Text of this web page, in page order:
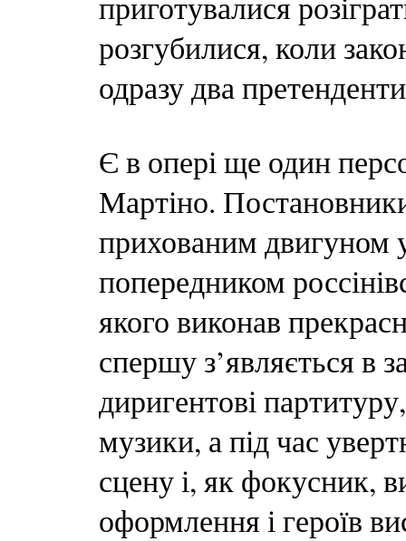
розгубилися, коли
одразу два
Є в опері ще один
Мартіно.
прихованим двигуном
попередником
якого виконав
спершу з’являється в
диригентові
музики, а під час
сцену і, як фокусник,
оформлення і героїв